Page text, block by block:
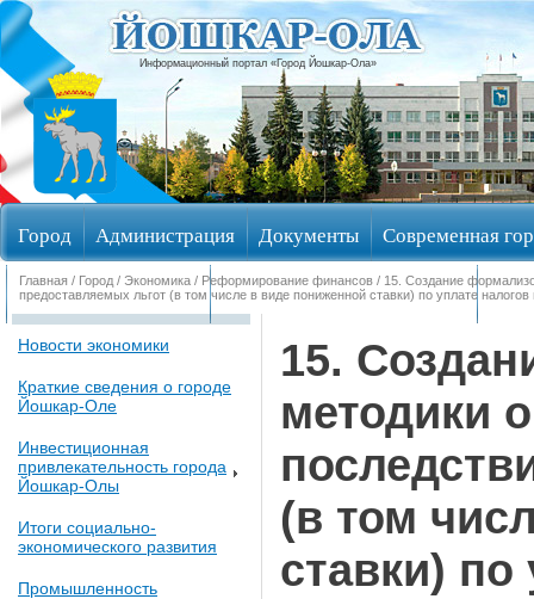
Информационный портал «Город Йошкар-Ола»
Город Администрация Документы Современная
Обращения граждан Общественные обсуждения
Главная / Город / Экономика / Реформирование финансов / 15. Создание
предоставляемых льгот (в том числе в виде пониженной ставки) по уплате налогов
Новости экономики
Краткие сведения о городе
Йошкар-Оле
Инвестиционная
привлекательность города
Йошкар-Олы
Итоги социально-
экономического развития
Промышленность
15.
методики
(в том
ставки) по